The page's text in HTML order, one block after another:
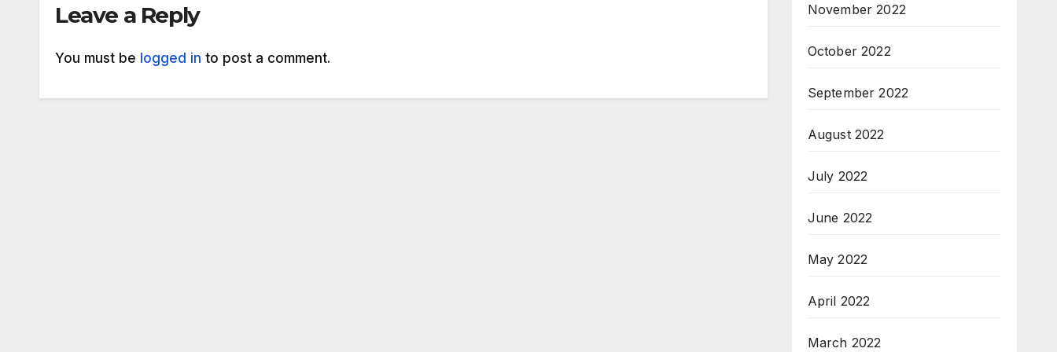
Leave a Reply
You must be logged in to post a comment.
November 2022
October 2022
September 2022
August 2022
July 2022
June 2022
May 2022
April 2022
March 2022